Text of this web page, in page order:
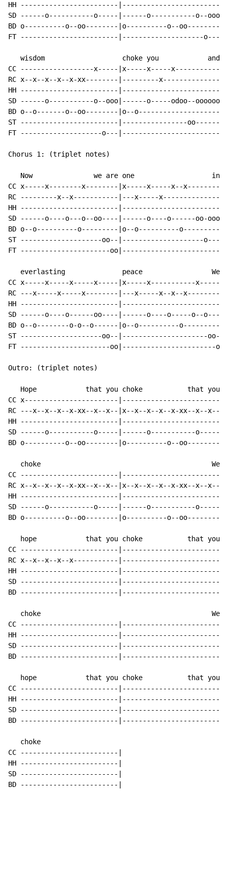
HH ------------------------|------------------------|
SD ------o-----------o-----|------o-----------o--ooo|
BD o----------o--oo--------|o----------o--oo--------|
FT ------------------------|--------------------o---|
   wisdom                   choke you            and
CC ------------------x-----|x-----x-----x-----------|
RC x--x--x--x--x-xx--------|---------x--------------|
HH ------------------------|------------------------|
SD ------o-----------o--ooo|------o-----odoo--oooooo|
BD o--o-------o--oo--------|o--o--------------------|
ST ------------------------|----------------oo------|
FT --------------------o---|------------------------|
Chorus 1: (triplet notes)
   Now               we are one                   in
CC x-----x--------x--------|x-----x-----x--x--------|
RC ---------x--x-----------|---x-----x--------------|
HH ------------------------|------------------------|
SD ------o----o---o--oo----|------o----o------oo-ooo|
BD o--o----------o---------|o--o----------o---------|
ST --------------------oo--|--------------------o---|
FT ----------------------oo|------------------------|
   everlasting              peace                 We
CC x-----x-----x-----x-----|x-----x-----------x-----|
RC ---x-----x-----x--------|---x-----x--x--x--------|
HH ------------------------|------------------------|
SD ------o----o------oo----|------o----o-----o--o---|
BD o--o--------o-o--o------|o--o----------o---------|
ST --------------------oo--|---------------------oo-|
FT ----------------------oo|-----------------------o|
Outro: (triplet notes)
   Hope            that you choke           that you
CC x-----------------------|------------------------|
RC ---x--x--x--x-xx--x--x--|x--x--x--x--x-xx--x--x--|
HH ------------------------|------------------------|
SD ------o-----------o-----|------o-----------o-----|
BD o----------o--oo--------|o----------o--oo--------|
   choke                                          We
CC ------------------------|------------------------|
RC x--x--x--x--x-xx--x--x--|x--x--x--x--x-xx--x--x--|
HH ------------------------|------------------------|
SD ------o-----------o-----|------o-----------o-----|
BD o----------o--oo--------|o----------o--oo--------|
   hope            that you choke           that you
CC ------------------------|------------------------|
RC x--x--x--x--x-----------|------------------------|
HH ------------------------|------------------------|
SD ------------------------|------------------------|
BD ------------------------|------------------------|
   choke                                          We
CC ------------------------|------------------------|
HH ------------------------|------------------------|
SD ------------------------|------------------------|
BD ------------------------|------------------------|
   hope            that you choke           that you
CC ------------------------|------------------------|
HH ------------------------|------------------------|
SD ------------------------|------------------------|
BD ------------------------|------------------------|
   choke
CC ------------------------|
HH ------------------------|
SD ------------------------|
BD ------------------------|